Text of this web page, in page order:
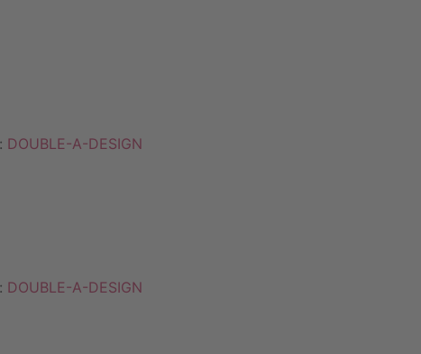
DOUBLE-A-DESIGN
DOUBLE-A-DESIGN